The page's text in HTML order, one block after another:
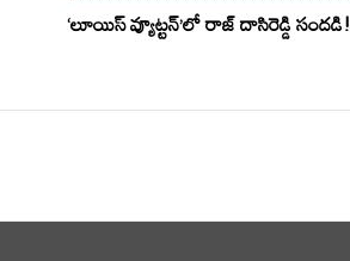
‘లూయిస్ వ్యూట్టన్’లో రాజ్ దాసిరెడ్డి